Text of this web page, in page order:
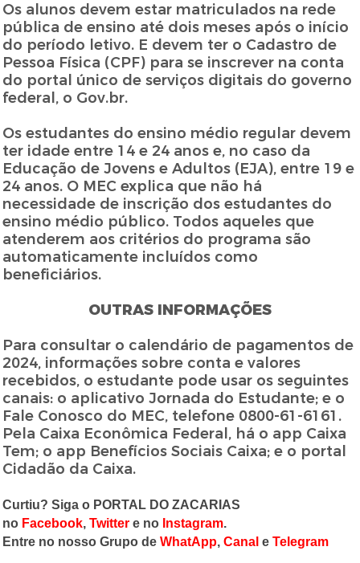
Os alunos devem estar matriculados na rede
pública de ensino até dois meses após o início
do período letivo. E devem ter o Cadastro de
Pessoa Física (CPF) para se inscrever na conta
do portal único de serviços digitais do governo
federal, o Gov.br.
Os estudantes do ensino médio regular devem
ter idade entre 14 e 24 anos e, no caso da
Educação de Jovens e Adultos (EJA), entre 19 e
24 anos. O MEC explica que não há
necessidade de inscrição dos estudantes do
ensino médio público. Todos aqueles que
atenderem aos critérios do programa são
automaticamente incluídos como
beneficiários.
OUTRAS INFORMAÇÕES
Para consultar o calendário de pagamentos de
2024, informações sobre conta e valores
recebidos, o estudante pode usar os seguintes
canais: o aplicativo Jornada do Estudante; e o
Fale Conosco do MEC, telefone 0800-61-6161.
Pela Caixa Econômica Federal, há o app Caixa
Tem; o app Benefícios Sociais Caixa; e o portal
Cidadão da Caixa.
Curtiu? Siga o PORTAL DO ZACARIAS
no Facebook,Twitter e no Instagram.
Entre no nosso Grupo deWhatApp,Canal eTelegram